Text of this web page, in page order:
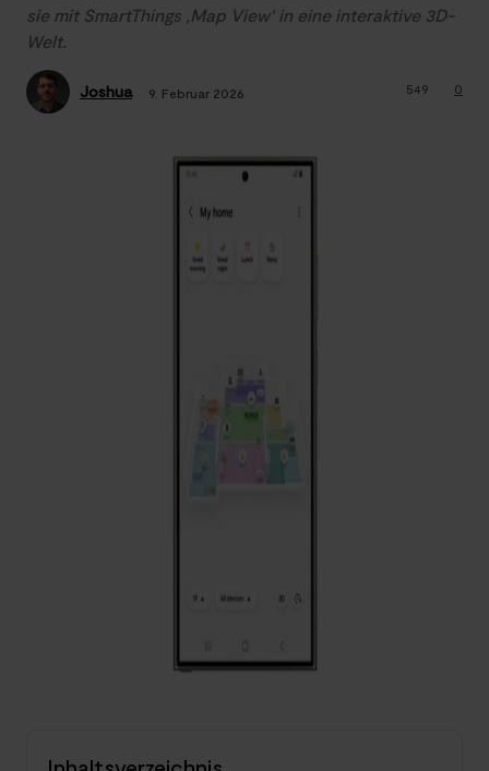
sie mit SmartThings ‚Map View‘ in eine interaktive 3D-
Welt.
Joshua 9. Februar 2026 0
549